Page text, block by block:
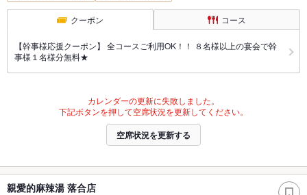
クーポン コース
【幹事様応援クーポン】 全コースご利用OK！！ ８名様以上の宴会で幹
事様１名様分無料★
カレンダーの更新に失敗しました。
下記ボタンを押して空席状況を更新してください。
空席状況を更新する
親愛的麻辣湯 落合店